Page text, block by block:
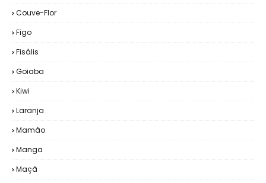
Couve-Flor
Figo
Fisális
Goiaba
Kiwi
Laranja
Mamão
Manga
Maçã